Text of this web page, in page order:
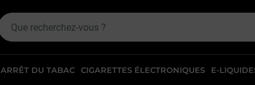
ARRÊT DU TABAC CIGARETTES ÉLECTRONIQUES E-